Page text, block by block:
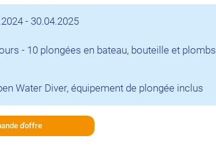
- 30.04.2025
- 10 plongées en bateau, bouteille et plombs
Water Diver, équipement de plongée inclus
d'offre